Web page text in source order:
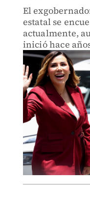
El
estatal se
actualmente,
inició hace
los detalles.